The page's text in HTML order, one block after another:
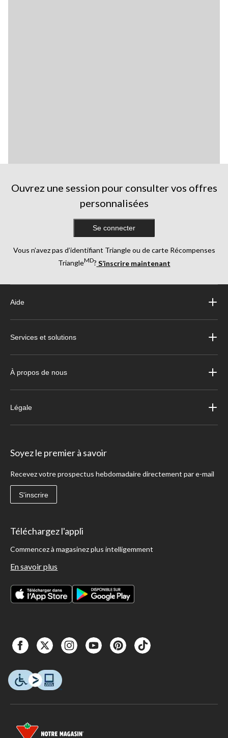
Ouvrez une session pour consulter vos offres
personnalisées
Se connecter
Vous n’avez pas d’identifiant Triangle ou de carte Récompenses
TriangleMD? S’inscrire maintenant
Aide
Services et solutions
À propos de nous
Légale
Soyez le premier à savoir
Recevez votre prospectus hebdomadaire directement par e-mail
S'inscrire
Téléchargez l'appli
Commencez à magasinez plus intelligemment
En savoir plus